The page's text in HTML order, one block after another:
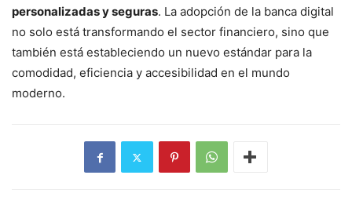
personalizadas y seguras. La adopción de la banca digital
no solo está transformando el sector financiero, sino que
también está estableciendo un nuevo estándar para la
comodidad, eficiencia y accesibilidad en el mundo
moderno.